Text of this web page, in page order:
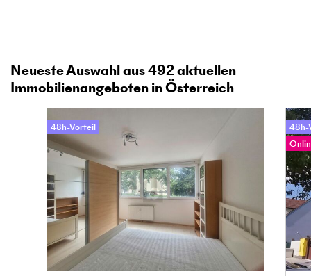
Neueste Auswahl aus492aktuellen
Immobilienangeboten in Österreich
48h-Vorteil
48h-